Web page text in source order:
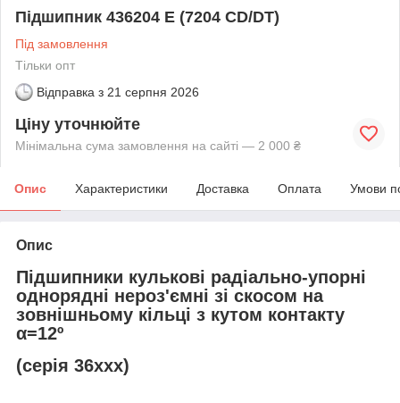
Підшипник 436204 E (7204 СD/DT)
Під замовлення
Тільки опт
Відправка з 21 серпня 2026
Ціну уточнюйте
Мінімальна сума замовлення на сайті — 2 000 ₴
Опис Характеристики Доставка Оплата Умови
Опис
Підшипники кулькові радіально-упорні
однорядні нероз'ємні зі скосом на
зовнішньому кільці з кутом контакту
α=12º
(серія 36ххх)